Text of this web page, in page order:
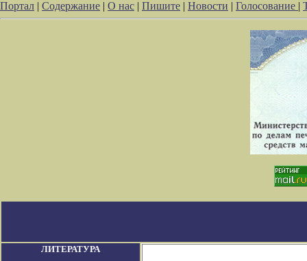
Портал | Содержание | О нас | Пишите | Новости | Голосование |
ЛИТЕРАТУРА